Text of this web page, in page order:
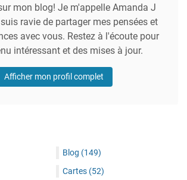
mon blog! Je m'appelle Amanda J
ravie de partager mes pensées et
avec vous. Restez à l'écoute pour
intéressant et des mises à jour.
Afficher mon profil complet
Blog (149)
Cartes (52)